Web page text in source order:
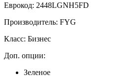
Еврокод: 2448LGNH5FD
Производитель: FYG
Класс: Бизнес
Доп. опции:
Зеленое